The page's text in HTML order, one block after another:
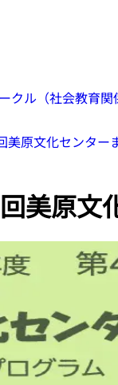
クル（社会教育関
原文化センター
原文